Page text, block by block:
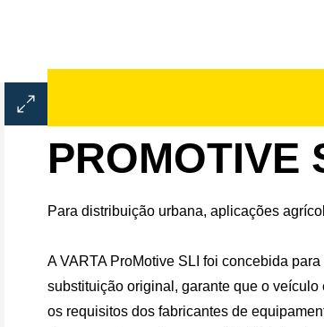
Abrir
diálogo
imagemPROMOTIVE
Para distribuição urbana, aplicações
A VARTA ProMotive SLI foi concebida
substituição original, garante que o
os requisitos dos fabricantes de